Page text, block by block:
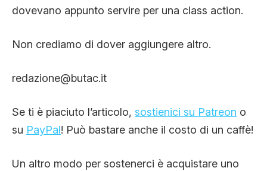
dovevano appunto servire per una class action.
Non crediamo di dover aggiungere altro.
redazione@butac.it
Se ti è piaciuto l’articolo, sostienici su Patreon o
su PayPal! Può bastare anche il costo di un caffè!
Un altro modo per sostenerci è acquistare uno